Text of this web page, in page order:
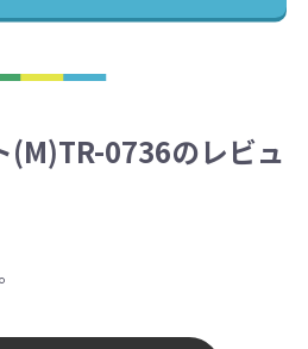
(M)TR-0736のレビュ